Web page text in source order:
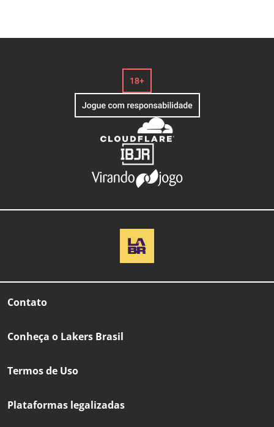
Contato
Conheça o Lakers Brasil
Termos de Uso
Plataformas legalizadas